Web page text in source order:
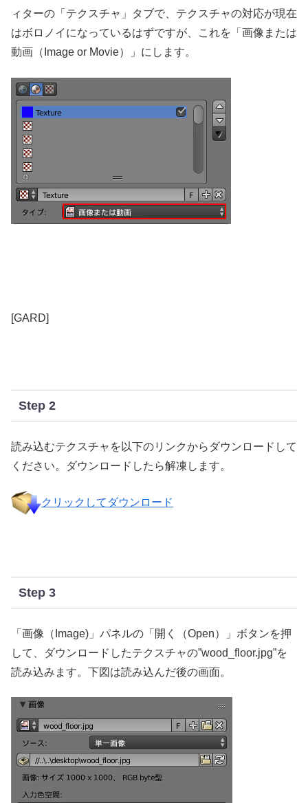
ィターの「テクスチャ」タブで、テクスチャの対応が現在
はボロノイになっているはずですが、これを「画像または
動画（Image or Movie）」にします。
[GARD]
Step 2
読み込むテクスチャを以下のリンクからダウンロードして
ください。ダウンロードしたら解凍します。
クリックしてダウンロード
Step 3
「画像（Image)」パネルの「開く（Open）」ボタンを押
して、ダウンロードしたテクスチャの”wood_floor.jpg”を
読み込みます。下図は読み込んだ後の画面。